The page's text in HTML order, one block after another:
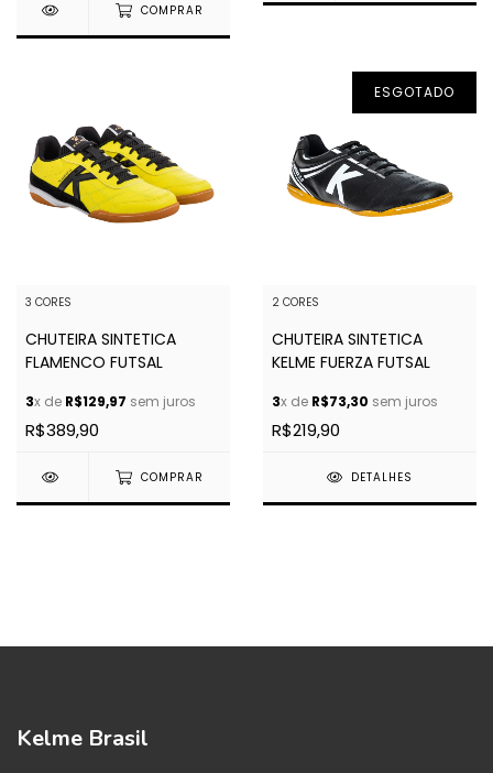
COMPRAR
3 CORES
CHUTEIRA SINTETICA
FLAMENCO FUTSAL
3x de R$129,97 sem juros
R$389,90
COMPRAR
ESGOTADO
2 CORES
CHUTEIRA SINTETICA
KELME FUERZA FUTSAL
3x de R$73,30 sem juros
R$219,90
DETALHES
Kelme Brasil